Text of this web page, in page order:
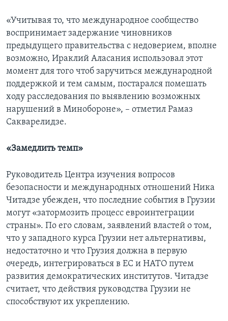
«Учитывая то, что международное сообщество
воспринимает задержание чиновников
предыдущего правительства с недоверием, вполне
возможно, Ираклий Аласания использовал этот
момент для того чтоб заручиться международной
поддержкой и тем самым, постарался помешать
ходу расследования по выявлению возможных
нарушений в Минобороне», – отметил Рамаз
Сакварелидзе.
«Замедлить темп»
Руководитель Центра изучения вопросов
безопасности и международных отношений Ника
Читадзе убежден, что последние события в Грузии
могут «затормозить процесс евроинтеграции
страны». По его словам, заявлений властей о том,
что у западного курса Грузии нет альтернативы,
недостаточно и что Грузия должна в первую
очередь, интегрироваться в ЕС и НАТО путем
развития демократических институтов. Читадзе
считает, что действия руководства Грузии не
способствуют их укреплению.